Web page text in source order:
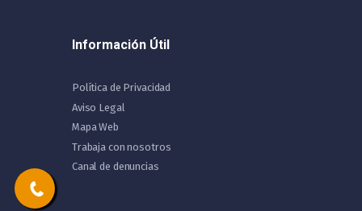
Información Útil
Política de Privacidad
Aviso Legal
Mapa Web
Trabaja con nosotros
Canal de denuncias